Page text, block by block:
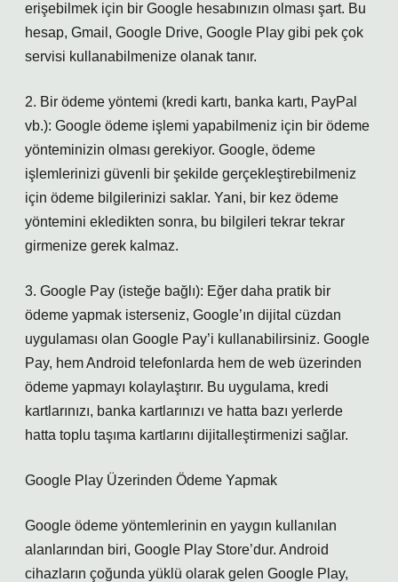
erişebilmek için bir Google hesabınızın olması şart. Bu
hesap, Gmail, Google Drive, Google Play gibi pek çok
servisi kullanabilmenize olanak tanır.
2. Bir ödeme yöntemi (kredi kartı, banka kartı, PayPal
vb.): Google ödeme işlemi yapabilmeniz için bir ödeme
yönteminizin olması gerekiyor. Google, ödeme
işlemlerinizi güvenli bir şekilde gerçekleştirebilmeniz
için ödeme bilgilerinizi saklar. Yani, bir kez ödeme
yöntemini ekledikten sonra, bu bilgileri tekrar tekrar
girmenize gerek kalmaz.
3. Google Pay (isteğe bağlı): Eğer daha pratik bir
ödeme yapmak isterseniz, Google’ın dijital cüzdan
uygulaması olan Google Pay’i kullanabilirsiniz. Google
Pay, hem Android telefonlarda hem de web üzerinden
ödeme yapmayı kolaylaştırır. Bu uygulama, kredi
kartlarınızı, banka kartlarınızı ve hatta bazı yerlerde
hatta toplu taşıma kartlarını dijitalleştirmenizi sağlar.
Google Play Üzerinden Ödeme Yapmak
Google ödeme yöntemlerinin en yaygın kullanılan
alanlarından biri, Google Play Store’dur. Android
cihazların çoğunda yüklü olarak gelen Google Play,